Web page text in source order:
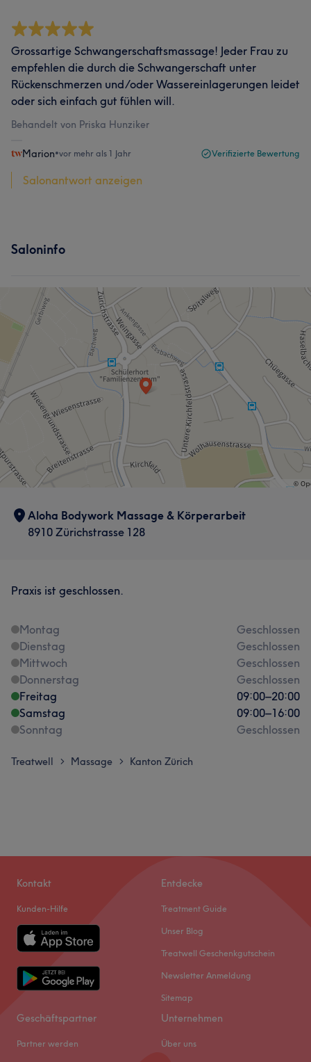
Grossartige Schwangerschaftsmassage! Jeder Frau zu
empfehlen die durch die Schwangerschaft unter
Rückenschmerzen und/oder Wassereinlagerungen leidet
oder sich einfach gut fühlen will.
Behandelt von Priska Hunziker
Marion•vor mehr als 1 Jahr Verifizierte Bewertung
Salonantwort anzeigen
Saloninfo
Aloha Bodywork Massage & Körperarbeit
8910 Zürichstrasse 128
Praxis ist geschlossen.
Montag
Geschlossen
Dienstag
Geschlossen
Mittwoch
Geschlossen
Donnerstag
Geschlossen
Freitag
09:00–20:00
Samstag
09:00–16:00
Sonntag
Geschlossen
Treatwell > Massage > Kanton Zürich
Kontakt
Kunden-Hilfe
Entdecke
Treatment Guide
Unser Blog
Treatwell Geschenkgutschein
Newsletter Anmeldung
Sitemap
Geschäftspartner
Partner werden
Unternehmen
Über uns